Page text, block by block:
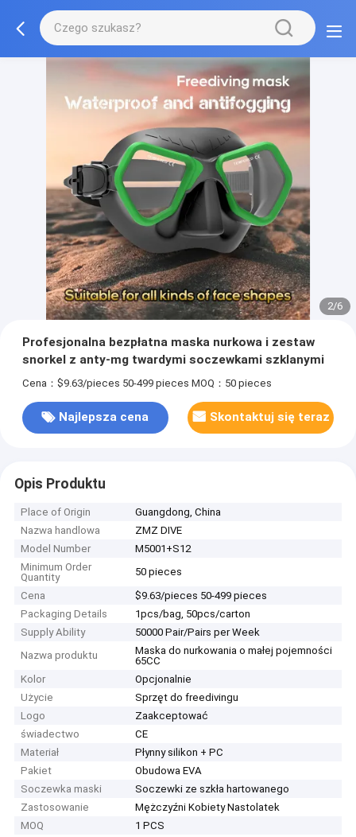
2/6
Profesjonalna bezpłatna maska nurkowa i zestaw
snorkel z anty-mg twardymi soczewkami szklanymi
Cena：$9.63/pieces 50-499 pieces MOQ：50 pieces
Najlepsza cena Skontaktuj się teraz
Opis Produktu
Place of Origin
Guangdong, China
Nazwa handlowa
ZMZ DIVE
Model Number
M5001+S12
Minimum Order
Quantity
50 pieces
Cena
$9.63/pieces 50-499 pieces
Packaging Details
1pcs/bag, 50pcs/carton
Supply Ability
50000 Pair/Pairs per Week
Nazwa produktu
Maska do nurkowania o małej pojemności
65CC
Kolor
Opcjonalnie
Użycie
Sprzęt do freedivingu
Logo
Zaakceptować
świadectwo
CE
Materiał
Płynny silikon + PC
Pakiet
Obudowa EVA
Soczewka maski
Soczewki ze szkła hartowanego
Zastosowanie
Mężczyźni Kobiety Nastolatek
MOQ
1 PCS